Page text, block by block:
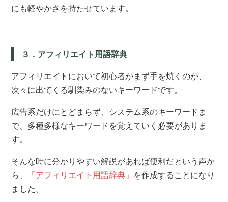
にも軽やかさを持たせています。
３．アフィリエイト用語辞典
アフィリエイトにおいて初心者がまず手を焼くのが、
次々に出てくる馴染みのないキーワードです。
広告系だけにとどまらず、システム系のキーワードま
で、多種多様なキーワードを覚えていく必要がありま
す。
そんな時に分かりやすい解説があれば便利だという声か
ら、
「アフィリエイト用語辞典」 を作成することになり
ました。